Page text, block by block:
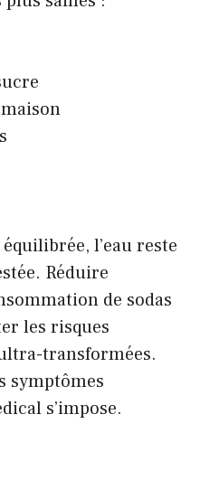
l’eau reste
Réduire
de sodas
les risques
transformées.
symptômes
s’impose.